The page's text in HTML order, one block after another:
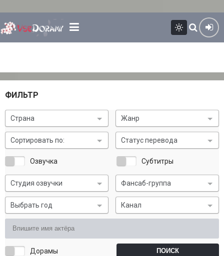
ФИЛЬТР
Страна Жанр
Сортировать по: Статус перевода
Озвучка Субтитры
Студия озвучки Фансаб-группа
Выбрать год Канал
Дорамы